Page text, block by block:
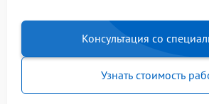
Консультация со
Узнать стоимость